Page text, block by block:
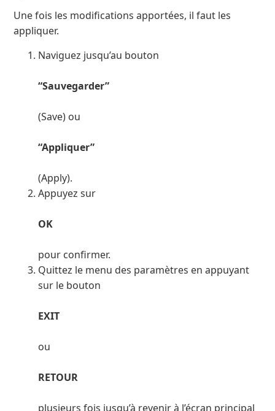
Une fois les modifications apportées, il faut les
appliquer.
Naviguez jusqu’au bouton
“Sauvegarder”
(Save) ou
“Appliquer”
(Apply).
Appuyez sur
OK
pour confirmer.
Quittez le menu des paramètres en appuyant
sur le bouton
EXIT
ou
RETOUR
plusieurs fois jusqu’à revenir à l’écran principal